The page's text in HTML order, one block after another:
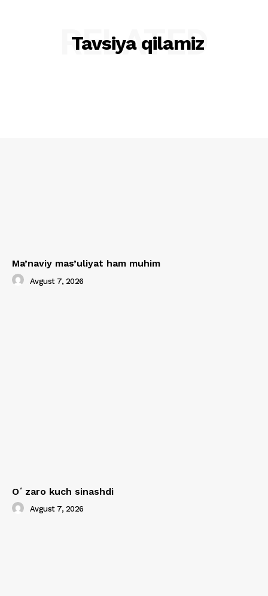
Tavsiya qilamiz
RELATED
Ma’naviy mas’uliyat ham muhim
Avgust 7, 2026
Oʻzaro kuch sinashdi
Avgust 7, 2026